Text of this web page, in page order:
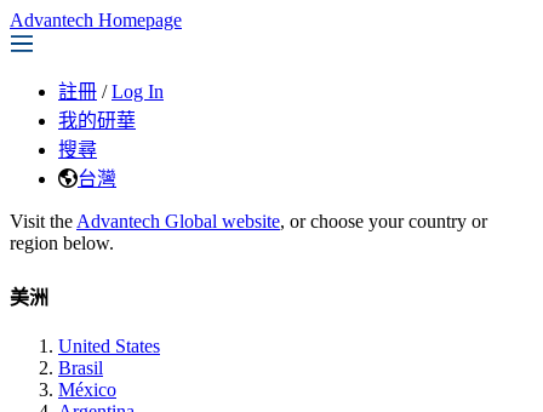
Advantech Homepage
註冊 / Log In
我的研華
搜尋
台灣
Visit the Advantech Global website, or choose your country or
region below.
美洲
United States
Brasil
México